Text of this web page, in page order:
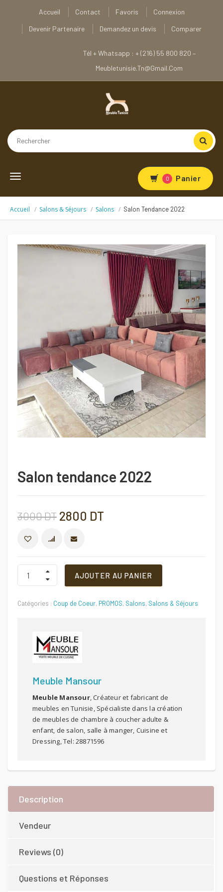
Accueil Contact Favoris
Connexion
Devenir Partenaire
Demandez un devis Comparer
Tél + Whatsapp : + (216) 55 800 820 –
Meubletunisie.tn@gmail.com
Toggle
0 Panier
Accueil Salons & Séjours Salons Salon Tendance 2022
Salon tendance 2022
3000DT Le
prix
initial
était :
2800 DT
actuel
est :
COMPARER
Salon
tendance
2022
AJOUTER AU PANIER
Catégories : Coup de Coeur, PROMOS, Salons, Salons & Séjours
Meuble Mansour
Meuble Mansour, Créateur et fabricant de
meubles en Tunisie, Spécialiste dans la création
de meubles de chambre à coucher adulte &
enfant, de salon, salle à manger, Cuisine et
Dressing, Tel: 28871596
Description
Vendeur
Reviews (0)
Questions et Réponses